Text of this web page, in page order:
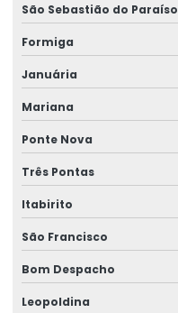
São Sebastião do Paraíso
Formiga
Januária
Mariana
Ponte Nova
Três Pontas
Itabirito
São Francisco
Bom Despacho
Leopoldina